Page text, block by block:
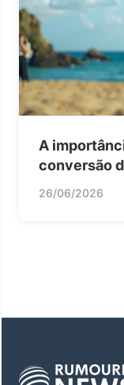
A
conversão
26/06/2026